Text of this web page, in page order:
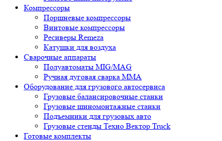
Компрессоры
Поршневые компрессоры
Винтовые компрессоры
Ресиверы Remeza
Катушки для воздуха
Сварочные аппараты
Полуавтоматы MIG/MAG
Ручная дуговая сварка ММА
Оборудование для грузового автосервиса
Грузовые балансировочные станки
Грузовые шиномонтажные станки
Подъемники для грузовых авто
Грузовые стенды Техно Вектор Truck
Готовые комплекты